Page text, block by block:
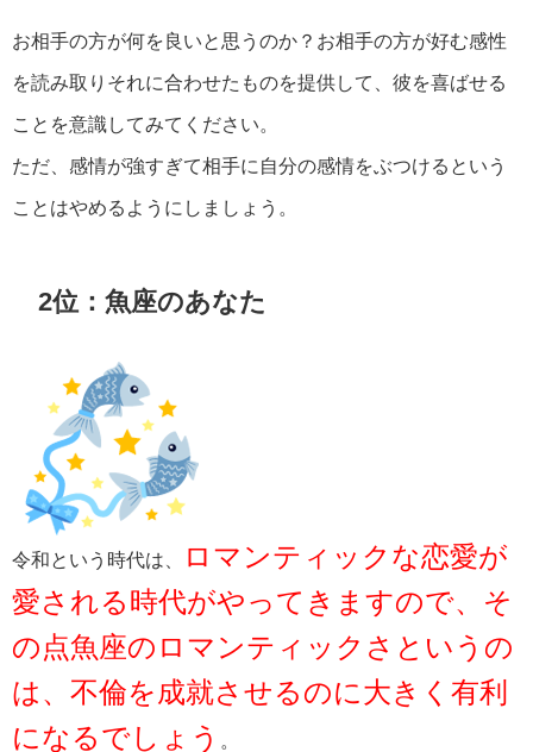
お相手の方が何を良いと思うのか？お相手の方が好む感性
を読み取りそれに合わせたものを提供して、彼を喜ばせる
ことを意識してみてください。
ただ、感情が強すぎて相手に自分の感情をぶつけるという
ことはやめるようにしましょう。
2位：魚座のあなた
令和という時代は、
ロマンティックな恋愛が
愛される時代がやってきますので、そ
の点魚座のロマンティックさというの
は、不倫を成就させるのに大きく有利
になるでしょう